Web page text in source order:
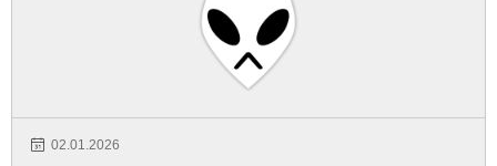
02.01.2026